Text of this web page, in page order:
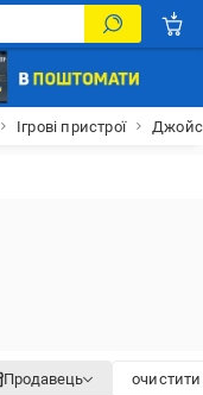
Ігрові пристрої
Продавець очистити